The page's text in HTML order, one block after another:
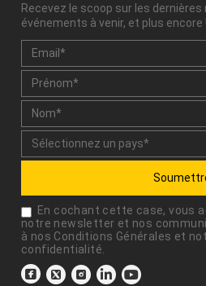
Recevez le scoop sur les dernières
événements à venir, et plus encore !
En cochant cette case, vous
notre newsletter et nos
à nos Conditions Générales et
confidentialité